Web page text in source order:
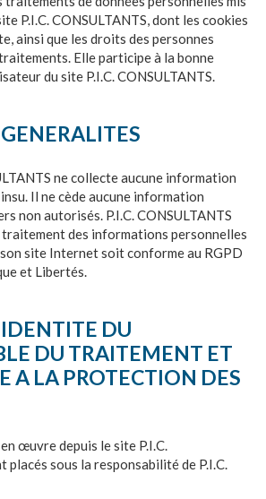
P.I.C. CONSULTANTS, dont les cookies
ainsi que les droits des personnes
Elle participe à la bonne
du site P.I.C. CONSULTANTS.
ne collecte aucune information
Il ne cède aucune information
non autorisés. P.I.C. CONSULTANTS
traitement des informations personnelles
site Internet soit conforme au RGPD
et Libertés.
DU
DU TRAITEMENT ET
A LA PROTECTION DES
œuvre depuis le site P.I.C.
placés sous la responsabilité de P.I.C.